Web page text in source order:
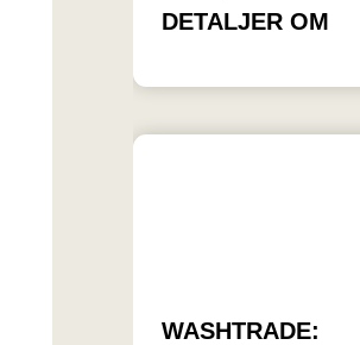
DETALJER OM
WASHTRADE: